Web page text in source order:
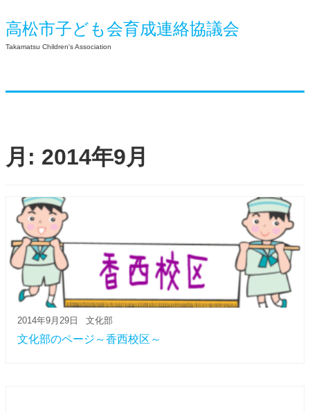
高松市子ども会育成連絡協議会
Takamatsu Children's Association
月: 2014年9月
2014年9月29日 文化部
文化部のページ～香西校区～